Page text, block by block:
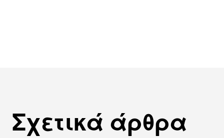
Σχετικά άρθρα